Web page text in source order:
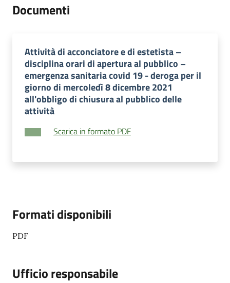
Documenti
Attività di acconciatore e di estetista –
disciplina orari di apertura al pubblico –
emergenza sanitaria covid 19 - deroga per il
giorno di mercoledì 8 dicembre 2021
all'obbligo di chiusura al pubblico delle
attività
Scarica in formato PDF
Formati disponibili
PDF
Ufficio responsabile